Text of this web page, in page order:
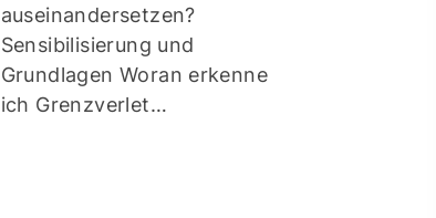
auseinandersetzen?
Sensibilisierung und
Grundlagen Woran erkenne
ich Grenzverlet…